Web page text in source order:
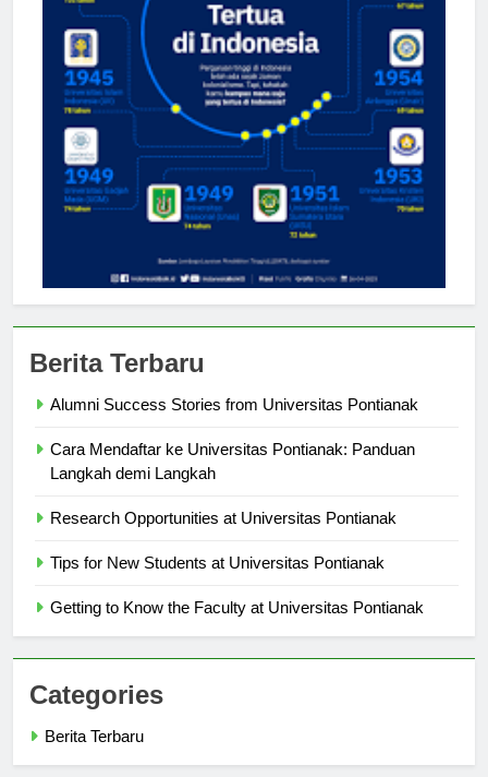
Berita Terbaru
Cara Mendaftar ke Universitas Pontianak: Panduan
Categories